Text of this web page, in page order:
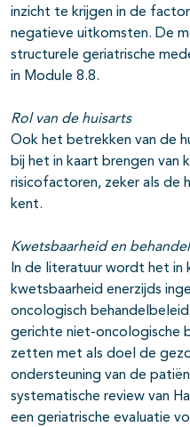
inzicht te krijgen in de
negatieve uitkomsten. De
structurele geriatrische
in Module 8.8.
Rol van de huisarts
Ook het betrekken van de
bij het in kaart brengen van
risicofactoren, zeker als de
kent.
Kwetsbaarheid en
In de literatuur wordt het in
kwetsbaarheid enerzijds
oncologisch
gerichte niet-oncologische
zetten met als doel de
ondersteuning van de
systematische review van
een geriatrische evaluatie